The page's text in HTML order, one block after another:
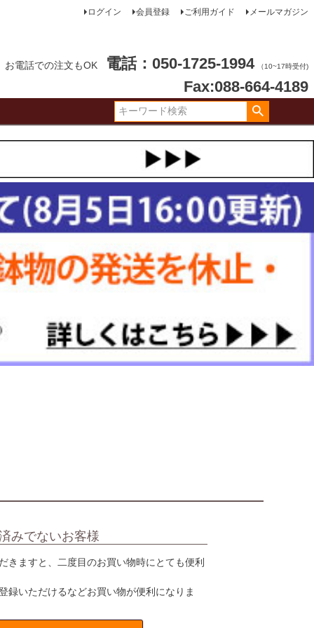
ログイン 会員登録 ご利用ガイド メールマガジン
お電話での注文もOK 電話：050-1725-1994 （10~17時受付)
Fax:088-664-4189
みでないお客様
きますと、二度目のお買い物時にとても便利
録いただけるなどお買い物が便利になりま